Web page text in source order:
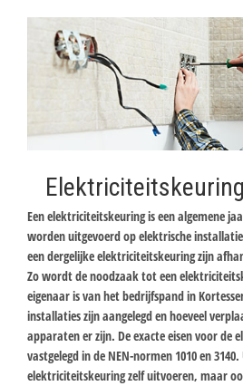
Elektriciteitskeuring
Een elektriciteitskeuring is een algemene
worden uitgevoerd op elektrische
een dergelijke elektriciteitskeuring zijn
Zo wordt de noodzaak tot een
eigenaar is van het bedrijfspand in
installaties zijn aangelegd en hoeveel
apparaten er zijn. De exacte eisen voor de
vastgelegd in de NEN-normen 1010 en
elektriciteitskeuring zelf uitvoeren, maar